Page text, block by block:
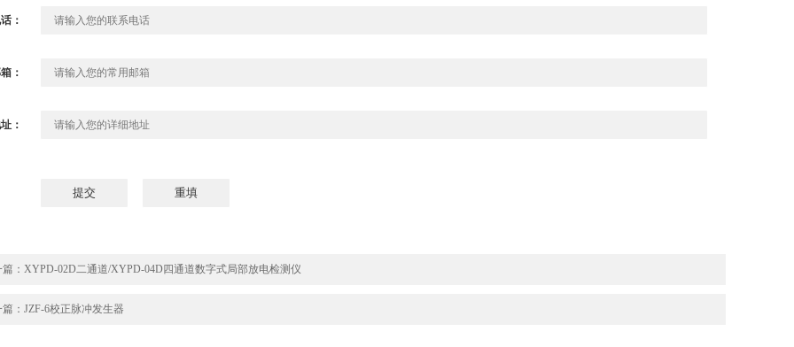
：
：
：
： XYPD-02D二通道/XYPD-04D四通道数字式局部放电检测仪
： JZF-6校正脉冲发生器